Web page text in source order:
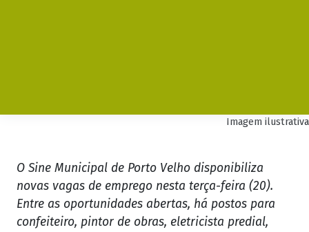
Imagem ilustrativa
O Sine Municipal de Porto Velho disponibiliza
novas vagas de emprego nesta terça-feira (20).
Entre as oportunidades abertas, há postos para
confeiteiro, pintor de obras, eletricista predial,